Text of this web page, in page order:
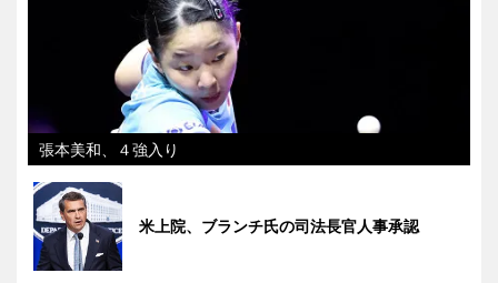
張本美和、４強入り
米上院、ブランチ氏の司法長官人事承認